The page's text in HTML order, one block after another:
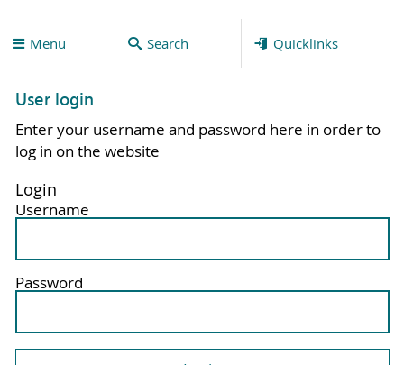
Menu Search Quicklinks
User login
Enter your username and password here in order to
log in on the website
Login
Username
Password